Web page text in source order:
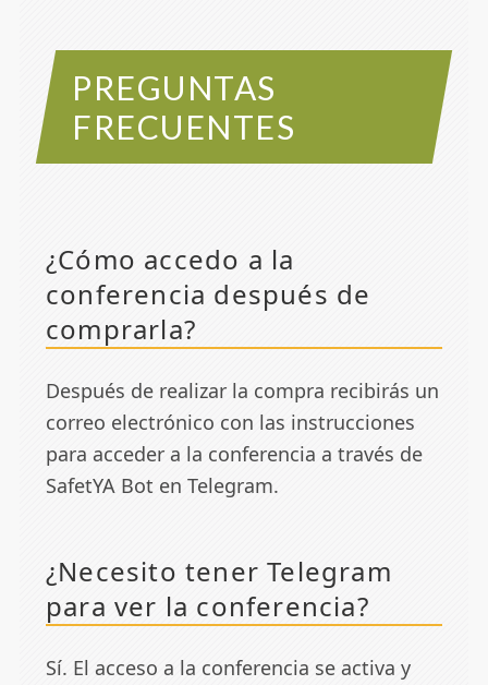
PREGUNTAS
FRECUENTES
¿Cómo accedo a la
conferencia después de
comprarla?
Después de realizar la compra recibirás un
correo electrónico con las instrucciones
para acceder a la conferencia a través de
SafetYA Bot en Telegram.
¿Necesito tener Telegram
para ver la conferencia?
Sí. El acceso a la conferencia se activa y